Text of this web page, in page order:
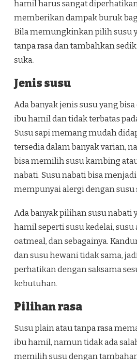
hamil harus sangat
memberikan dampak buruk
Bila memungkinkan pilih susu
tanpa rasa dan tambahkan
suka.
Jenis susu
Ada banyak jenis susu yang
ibu hamil dan tidak terbatas
Susu sapi memang mudah
tersedia dalam banyak varian,
bisa memilih susu kambing
nabati. Susu nabati bisa
mempunyai alergi dengan susu
Ada banyak pilihan susu nabati
hamil seperti susu kedelai, susu
oatmeal, dan sebagainya.
dan susu hewani tidak sama,
perhatikan dengan saksama
kebutuhan.
Pilihan rasa
Susu plain atau tanpa rasa
ibu hamil, namun tidak ada
memilih susu dengan